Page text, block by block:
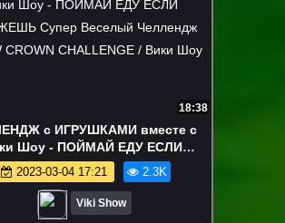
18:38
с ИГРУШКАМИ вместе с
Шоу - ПОЙМАЙ ЕДУ ЕСЛИ
Супер Веселый Челлендж
CROWN CHALLENGE / Вики Шоу
2023-03-04 17:21 2.3K
Viki Show